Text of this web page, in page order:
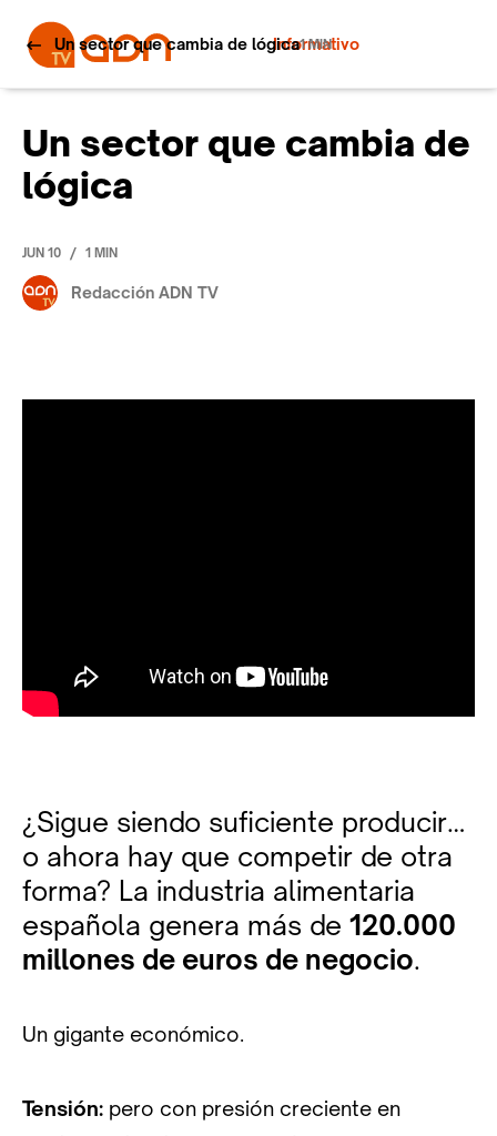
Informativo
Un sector que cambia de lógica1 MIN
Un sector que cambia de
lógica
JUN 10 / 1 MIN
Redacción ADN TV
¿Sigue siendo suficiente producir…
o ahora hay que competir de otra
forma? La industria alimentaria
española genera más de 120.000
millones de euros de negocio.
Un gigante económico.
Tensión: pero con presión creciente en